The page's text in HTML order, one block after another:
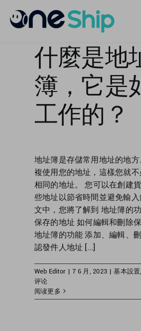
全球
澳大利亞
馬來西亞
新加坡
解決方案
產品服務
合作夥伴
服務訂閱
開發資源
關於
幫助中心
什麼是地
簿，它是
工作的？
地址簿是存儲常用地址的地
複使用您的地址，這樣您就
相同的地址。 您可以在創建
些地址以節省時間並避免輸
文中，您將了解到 地址簿的
保存的地址 如何編輯和刪除保
地址簿的功能 添加、編輯、
認發件人地址 [...]
Web Editor | 7 6 月, 2023 | 基本設置
评论
阅读更多